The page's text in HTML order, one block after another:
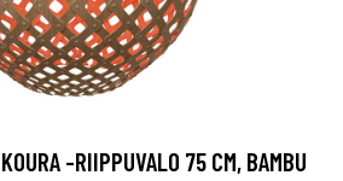
-RIIPPUVALO 75 CM, BAMBU